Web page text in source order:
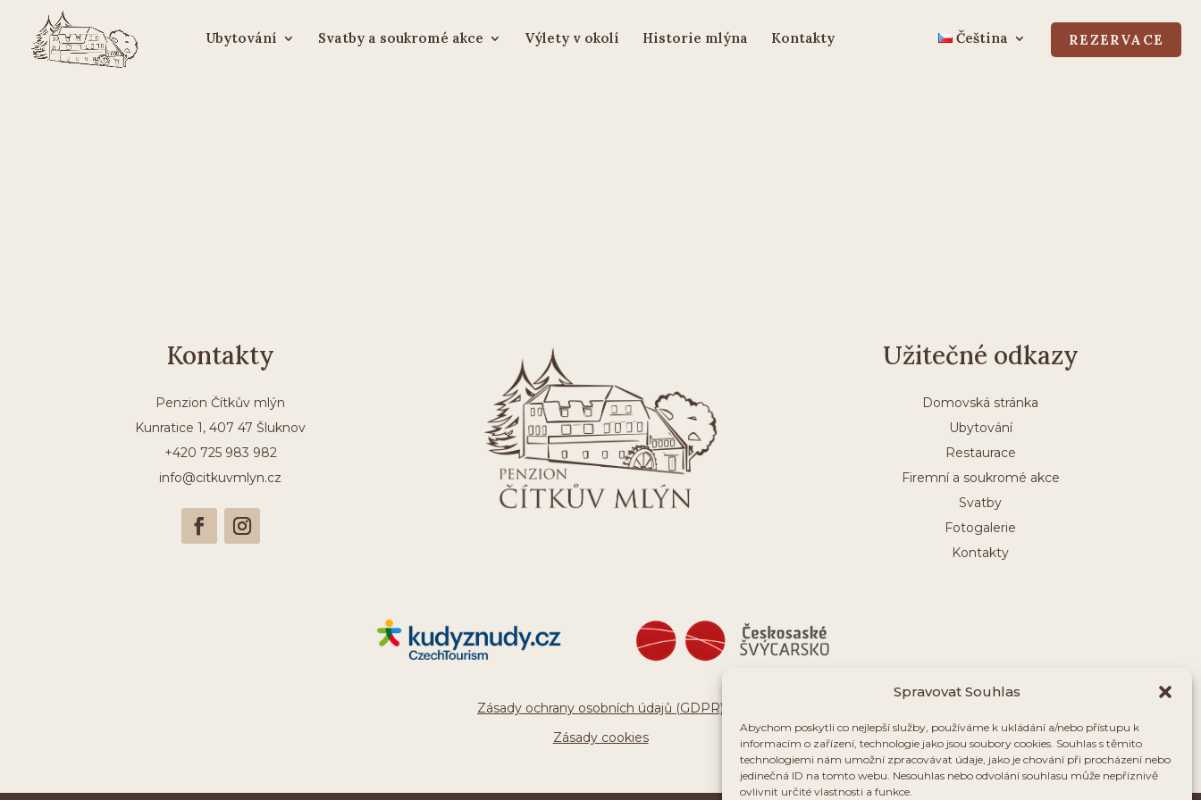
Spravovat Souhlas
Abychom poskytli co nejlepší služby, používáme k ukládání a/nebo přístupu k
informacím o zařízení, technologie jako jsou soubory cookies. Souhlas s těmito
technologiemi nám umožní zpracovávat údaje, jako je chování při procházení nebo
jedinečná ID na tomto webu. Nesouhlas nebo odvolání souhlasu může nepříznivě
ovlivnit určité vlastnosti a funkce.
Ubytování Svatby a soukromé akce Výlety v okolí Historie mlýna Kontakty Čeština REZERVACE
Kontakty
Penzion Čítkův mlýn
Kunratice 1, 407 47 Šluknov
+420 725 983 982
info@citkuvmlyn.cz
Užitečné odkazy
Domovská stránka
Ubytování
Restaurace
Firemní a soukromé akce
Svatby
Fotogalerie
Kontakty
Zásady ochrany osobních údajů (GDPR)
Zásady cookies